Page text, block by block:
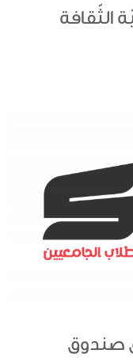
الثّقافة
صندوق